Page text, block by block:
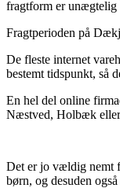
fragtform er unægtelig
Fragtperioden på
De fleste internet
bestemt tidspunkt, så
En hel del online
Næstved, Holbæk eller
Det er jo vældig nemt
børn, og desuden